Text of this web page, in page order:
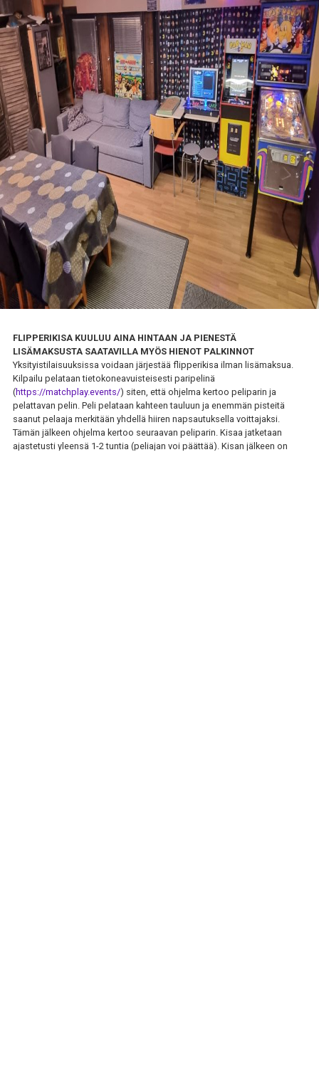
FLIPPERIKISA KUULUU AINA HINTAAN JA PIENESTÄ
LISÄMAKSUSTA SAATAVILLA MYÖS HIENOT PALKINNOT
Yksityistilaisuuksissa voidaan järjestää flipperikisa ilman lisämaksua.
Kilpailu pelataan tietokoneavuisteisesti paripelinä
(https://matchplay.events/) siten, että ohjelma kertoo peliparin ja
pelattavan pelin. Peli pelataan kahteen tauluun ja enemmän pisteitä
saanut pelaaja merkitään yhdellä hiiren napsautuksella voittajaksi.
Tämän jälkeen ohjelma kertoo seuraavan peliparin. Kisaa jatketaan
ajastetusti yleensä 1-2 tuntia (peliajan voi päättää). Kisan jälkeen on